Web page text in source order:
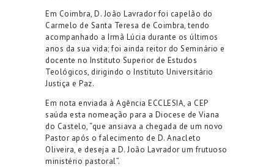
Em Coimbra, D. João Lavrador foi capelão do
Carmelo de Santa Teresa de Coimbra, tendo
acompanhado a Irmã Lúcia durante os últimos
anos da sua vida; foi ainda reitor do Seminário e
docente no Instituto Superior de Estudos
Teológicos, dirigindo o Instituto Universitário
Justiça e Paz.
Em nota enviada à Agência ECCLESIA, a CEP
saúda esta nomeação para a Diocese de Viana
do Castelo, “que ansiava a chegada de um novo
Pastor após o falecimento de D. Anacleto
Oliveira, e deseja a D. João Lavrador um frutuoso
ministério pastoral”.